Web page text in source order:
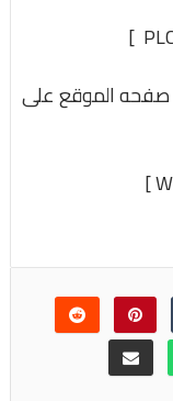
]
صفحه الموقع على
]